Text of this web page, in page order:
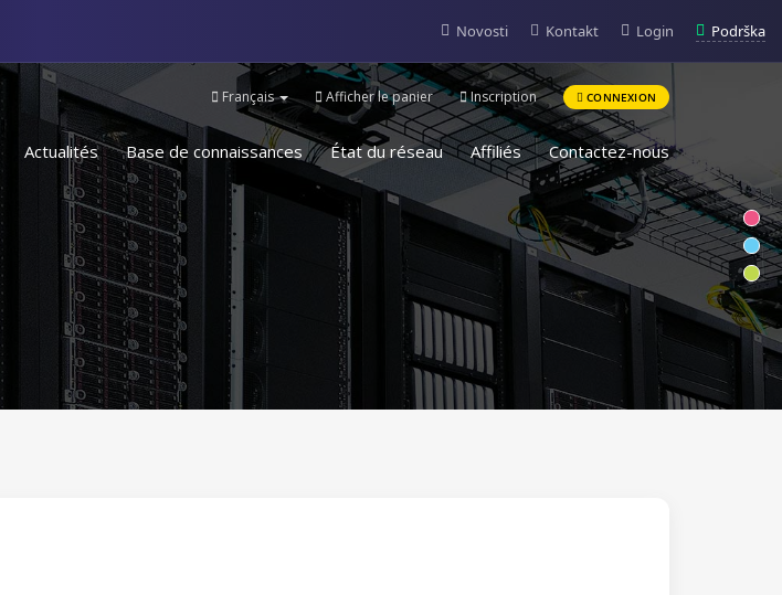
Novosti Kontakt Login Podrška
Français Afficher le panier Inscription CONNEXION
Actualités Base de connaissances État du réseau Affiliés Contactez-nous